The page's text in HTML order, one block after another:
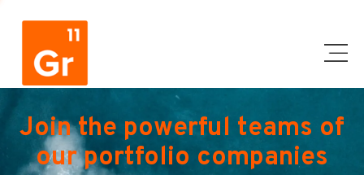
Join the powerful teams of
our portfolio companies